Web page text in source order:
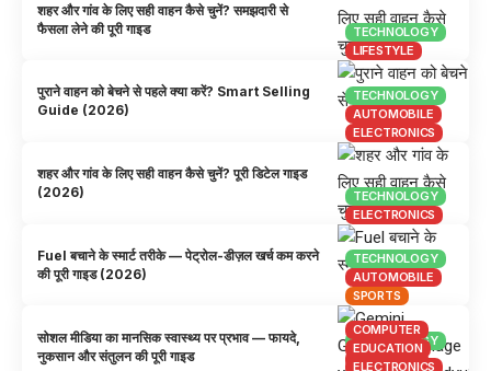
TECHNOLOGY
LIFESTYLE
शहर और गांव के लिए सही वाहन कैसे चुनें? समझदारी से
फैसला लेने की पूरी गाइड
TECHNOLOGY
AUTOMOBILE
ELECTRONICS
पुराने वाहन को बेचने से पहले क्या करें? Smart Selling
Guide (2026)
TECHNOLOGY
ELECTRONICS
शहर और गांव के लिए सही वाहन कैसे चुनें? पूरी डिटेल गाइड
(2026)
TECHNOLOGY
AUTOMOBILE
SPORTS
Fuel बचाने के स्मार्ट तरीके — पेट्रोल-डीज़ल खर्च कम करने
की पूरी गाइड (2026)
TECHNOLOGY
COMPUTER
सोशल मीडिया का मानसिक स्वास्थ्य पर प्रभाव — फायदे,
नुकसान और संतुलन की पूरी गाइड
COMPUTER
EDUCATION
ELECTRONICS